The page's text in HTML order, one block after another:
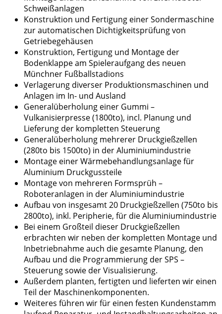
Schweißanlagen
Konstruktion und Fertigung einer Sondermaschine
zur automatischen Dichtigkeitsprüfung von
Getriebegehäusen
Konstruktion, Fertigung und Montage der
Bodenklappe am Spieleraufgang des neuen
Münchner Fußballstadions
Verlagerung diverser Produktionsmaschinen und
Anlagen im In- und Ausland
Generalüberholung einer Gummi –
Vulkanisierpresse (1800to), incl. Planung und
Lieferung der kompletten Steuerung
Generalüberholung mehrerer Druckgießzellen
(280to bis 1500to) in der Aluminiumindustrie
Montage einer Wärmebehandlungsanlage für
Aluminium Druckgussteile
Montage von mehreren Formsprüh –
Roboteranlagen in der Aluminiumindustrie
Aufbau von insgesamt 20 Druckgießzellen (750to bis
2800to), inkl. Peripherie, für die Aluminiumindustrie
Bei einem Großteil dieser Druckgießzellen
erbrachten wir neben der kompletten Montage und
Inbetriebnahme auch die gesamte Planung, den
Aufbau und die Programmierung der SPS –
Steuerung sowie der Visualisierung.
Außerdem planten, fertigten und lieferten wir einen
Teil der Maschinenkomponenten.
Weiteres führen wir für einen festen Kundenstamm